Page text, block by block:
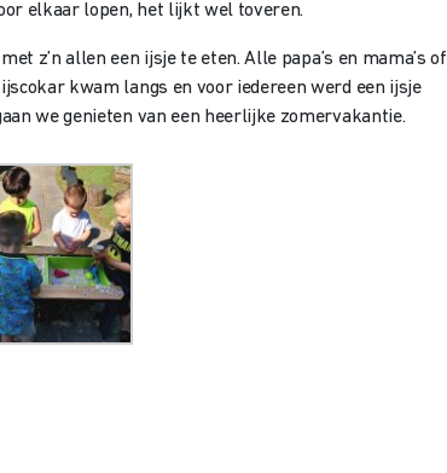
elkaar lopen, het lijkt wel toveren.
z’n allen een ijsje te eten. Alle papa’s en mama’s of
kwam langs en voor iedereen werd een ijsje
we genieten van een heerlijke zomervakantie.